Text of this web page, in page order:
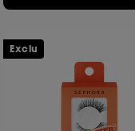
Exclu